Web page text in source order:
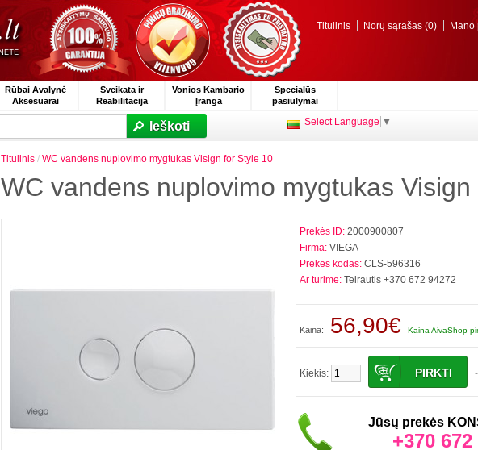
Titulinis Norų sąrašas (0) Mano
Rūbai Avalynė
Aksesuarai
Sveikata ir
Reabilitacija
Vonios Kambario
Įranga
Specialūs
pasiūlymai
Ieškoti Select Language ▼
Titulinis / WC vandens nuplovimo mygtukas Visign for Style 10
WC vandens nuplovimo mygtukas
Prekės ID: 2000900807
Firma: VIEGA
Prekės kodas: CLS-596316
Ar turime: Teirautis +370 672 94272
Kaina: 56,90€ Kaina AivaShop
Kiekis:
Jūsų prekės
+370 672